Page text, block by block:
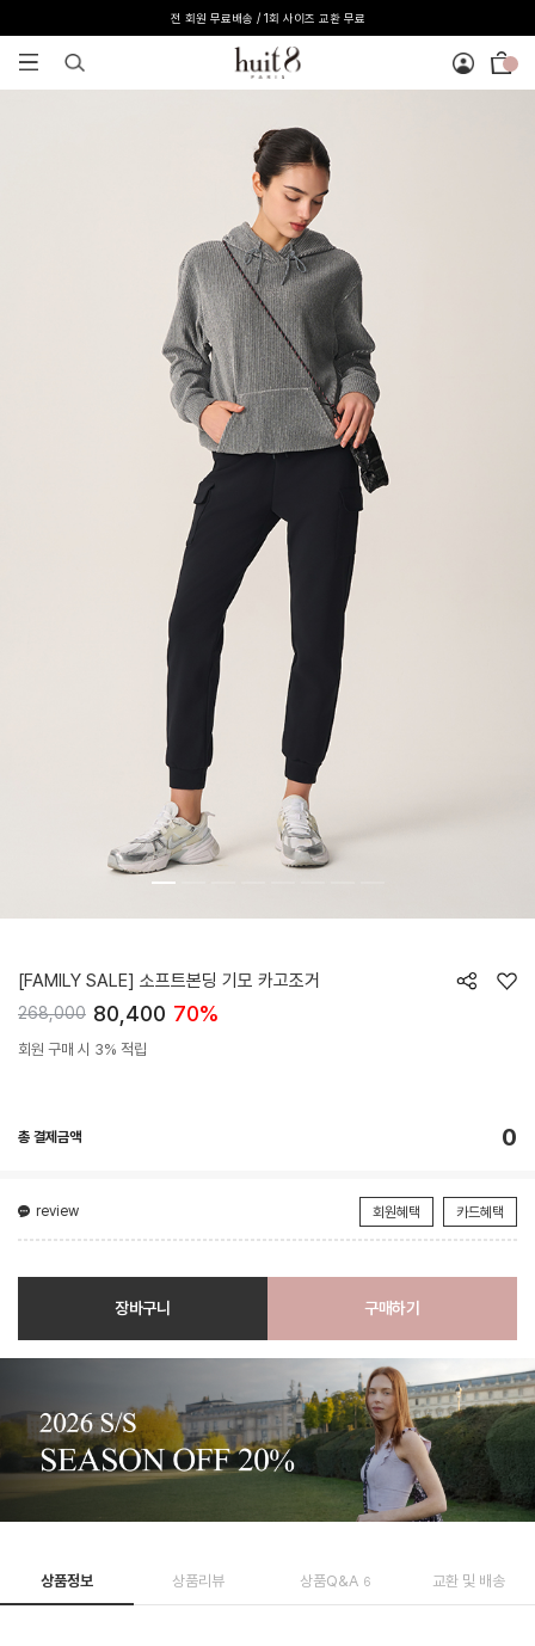
[온라인 익스클루시브] 온라인 회원 단독 40%
[FAMILY SALE] 소프트본딩 기모 카고조거
268,000 80,400 70%
회원 구매 시 3% 적립
총 결제금액 0
review 회원혜택 카드혜택
장바구니 구매하기
상품정보 상품리뷰 상품Q&A 6 교환 및 배송